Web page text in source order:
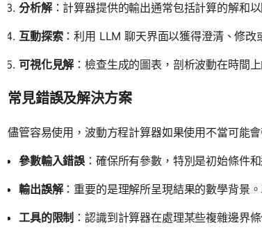
分析解：計算器提供的輸出通常包括計算的解和
互動探索：利用 LLM 聊天界面以獲得澄清、修改
可視化見解 ：檢查生成的圖表，剖析波動在時間
常見錯誤及解決方案
儘管容易使用，波動方程計算器如果使用不當可能會
參數輸入錯誤 ：確保所有參數，特別是初始條件
輸出誤解：重要的是理解所呈現結果的數學背景
工具的限制 ：認識到計算器在處理某些複雜邊界